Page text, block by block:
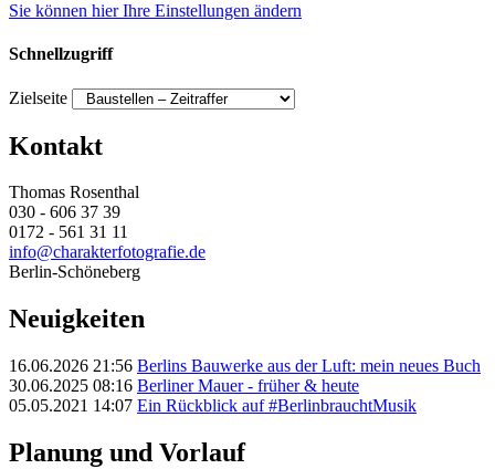
Sie können hier Ihre Einstellungen ändern
Schnellzugriff
Zielseite
Kontakt
Thomas Rosenthal
030 - 606 37 39
0172 - 561 31 11
info@charakterfotografie.de
Berlin-Schöneberg
Neuigkeiten
16.06.2026 21:56 Berlins Bauwerke aus der Luft: mein neues Buch
30.06.2025 08:16 Berliner Mauer - früher & heute
05.05.2021 14:07 Ein Rückblick auf #BerlinbrauchtMusik
Planung und Vorlauf